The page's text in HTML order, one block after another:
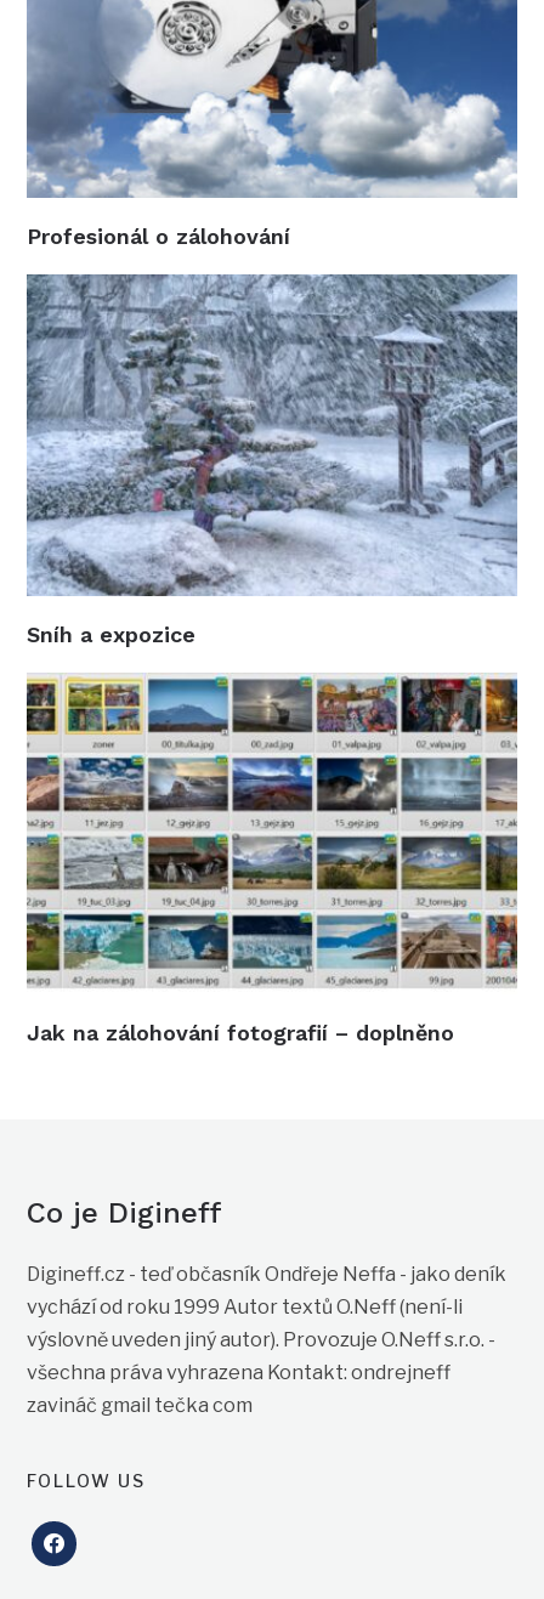
Profesionál o zálohování
Sníh a expozice
Jak na zálohování fotografií – doplněno
Co je Digineff
Digineff.cz - teď občasník Ondřeje Neffa - jako deník
vychází od roku 1999 Autor textů O.Neff (není-li
výslovně uveden jiný autor). Provozuje O.Neff s.r.o. -
všechna práva vyhrazena Kontakt: ondrejneff
zavináč gmail tečka com
FOLLOW US
facebook